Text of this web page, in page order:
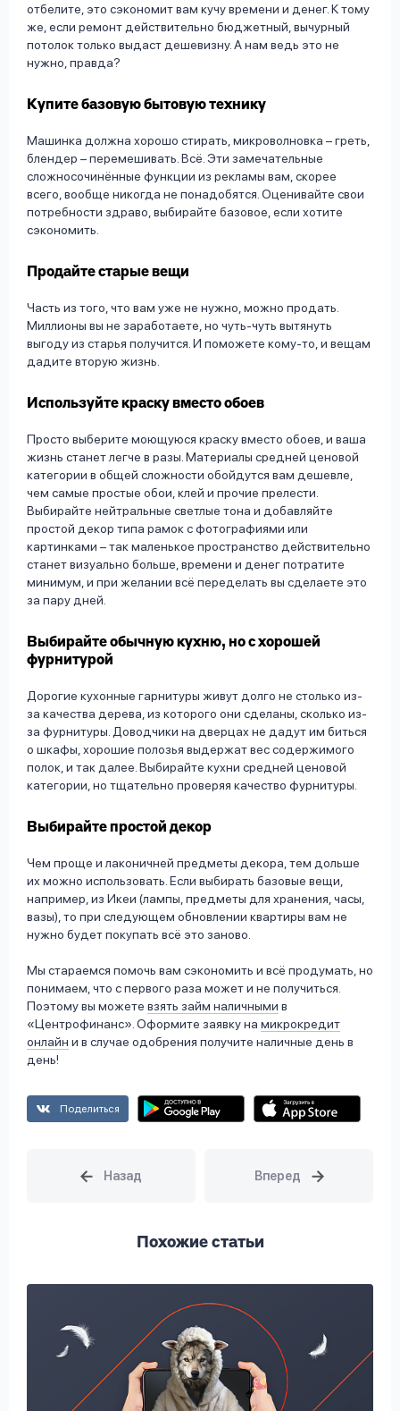
отбелите, это сэкономит вам кучу времени и денег. К тому
же, если ремонт действительно бюджетный, вычурный
потолок только выдаст дешевизну. А нам ведь это не
нужно, правда?
Купите базовую бытовую технику
Машинка должна хорошо стирать, микроволновка – греть,
блендер – перемешивать. Всё. Эти замечательные
сложносочинённые функции из рекламы вам, скорее
всего, вообще никогда не понадобятся. Оценивайте свои
потребности здраво, выбирайте базовое, если хотите
сэкономить.
Продайте старые вещи
Часть из того, что вам уже не нужно, можно продать.
Миллионы вы не заработаете, но чуть-чуть вытянуть
выгоду из старья получится. И поможете кому-то, и вещам
дадите вторую жизнь.
Используйте краску вместо обоев
Просто выберите моющуюся краску вместо обоев, и ваша
жизнь станет легче в разы. Материалы средней ценовой
категории в общей сложности обойдутся вам дешевле,
чем самые простые обои, клей и прочие прелести.
Выбирайте нейтральные светлые тона и добавляйте
простой декор типа рамок с фотографиями или
картинками – так маленькое пространство действительно
станет визуально больше, времени и денег потратите
минимум, и при желании всё переделать вы сделаете это
за пару дней.
Выбирайте обычную кухню, но с хорошей
фурнитурой
Дорогие кухонные гарнитуры живут долго не столько из-
за качества дерева, из которого они сделаны, сколько из-
за фурнитуры. Доводчики на дверцах не дадут им биться
о шкафы, хорошие полозья выдержат вес содержимого
полок, и так далее. Выбирайте кухни средней ценовой
категории, но тщательно проверяя качество фурнитуры.
Выбирайте простой декор
Чем проще и лаконичней предметы декора, тем дольше
их можно использовать. Если выбирать базовые вещи,
например, из Икеи (лампы, предметы для хранения, часы,
вазы), то при следующем обновлении квартиры вам не
нужно будет покупать всё это заново.
Мы стараемся помочь вам сэкономить и всё продумать, но
понимаем, что с первого раза может и не получиться.
Поэтому вы можете взять займ наличными в
«Центрофинанс». Оформите заявку на микрокредит
онлайн и в случае одобрения получите наличные день в
день!
Поделиться
Похожие статьи